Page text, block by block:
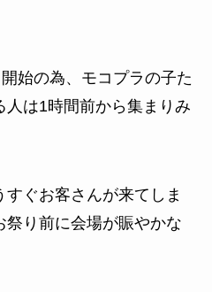
始の為、モコプラの子た
人は1時間前から集まりみ
ぐお客さんが来てしま
祭り前に会場が賑やかな